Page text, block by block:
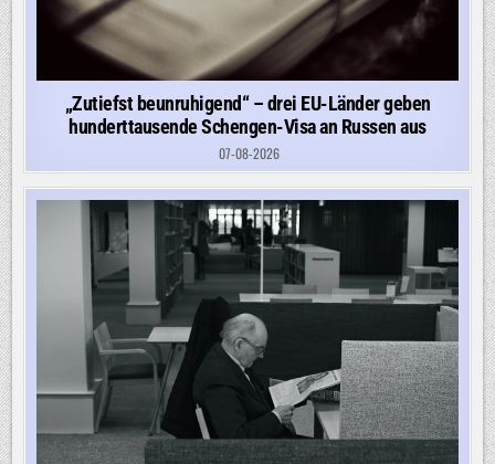
„Zutiefst beunruhigend“ – drei EU-Länder geben
hunderttausende Schengen-Visa an Russen aus
07-08-2026